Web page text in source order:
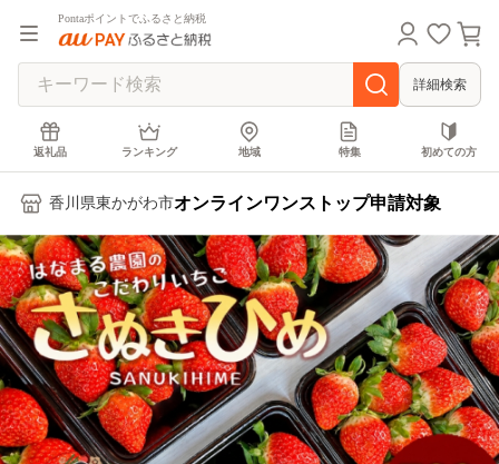
Pontaポイントでふるさと納税
詳細検索
返礼品 ランキング 地域 特集 初めての方
香川県東かがわ市オンラインワンストップ申請対象